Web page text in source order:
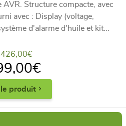
AVR. Structure compacte, avec
avec : Display (voltage,
d'alarme d'huile et kit...
€
€
produit